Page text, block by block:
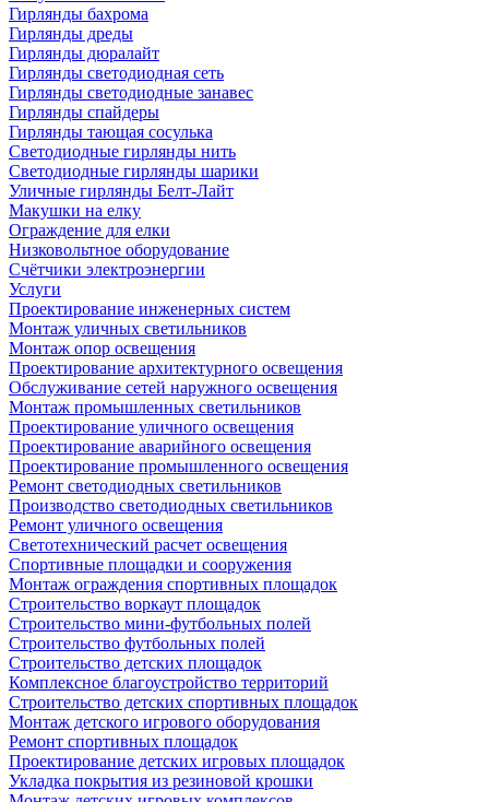
Гирлянды бахрома
Гирлянды дреды
Гирлянды дюралайт
Гирлянды светодиодная сеть
Гирлянды светодиодные занавес
Гирлянды спайдеры
Гирлянды тающая сосулька
Светодиодные гирлянды нить
Светодиодные гирлянды шарики
Уличные гирлянды Белт-Лайт
Макушки на елку
Ограждение для елки
Низковольтное оборудование
Счётчики электроэнергии
Услуги
Проектирование инженерных систем
Монтаж уличных светильников
Монтаж опор освещения
Проектирование архитектурного освещения
Обслуживание сетей наружного освещения
Монтаж промышленных светильников
Проектирование уличного освещения
Проектирование аварийного освещения
Проектирование промышленного освещения
Ремонт светодиодных светильников
Производство светодиодных светильников
Ремонт уличного освещения
Светотехнический расчет освещения
Спортивные площадки и сооружения
Монтаж ограждения спортивных площадок
Строительство воркаут площадок
Строительство мини-футбольных полей
Строительство футбольных полей
Строительство детских площадок
Комплексное благоустройство территорий
Строительство детских спортивных площадок
Монтаж детского игрового оборудования
Ремонт спортивных площадок
Проектирование детских игровых площадок
Укладка покрытия из резиновой крошки